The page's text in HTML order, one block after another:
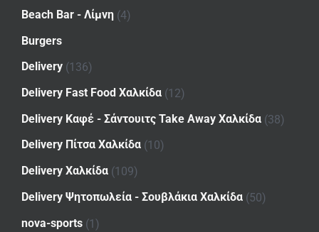
Beach Bar - Λίμνη (4)
Burgers
Delivery (136)
Delivery Fast Food Χαλκίδα (12)
Delivery Καφέ - Σάντουιτς Take Away Χαλκίδα (38)
Delivery Πίτσα Χαλκίδα (10)
Delivery Χαλκίδα (109)
Delivery Ψητοπωλεία - Σουβλάκια Χαλκίδα (50)
nova-sports (1)